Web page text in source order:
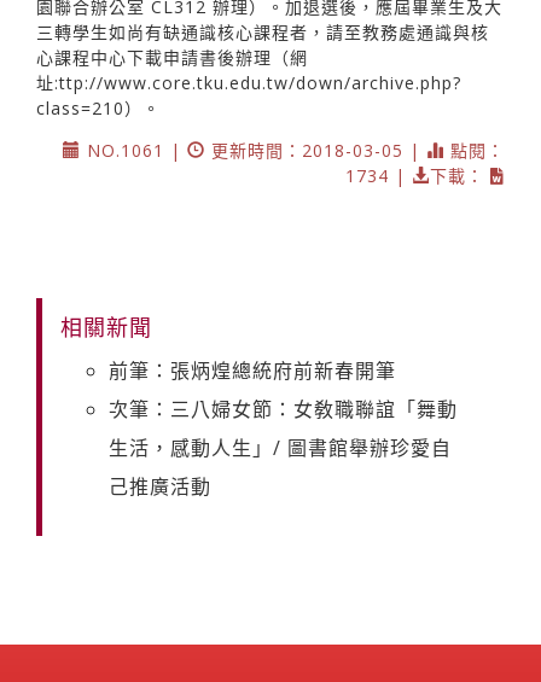
園聯合辦公室 CL312 辦理）。加退選後，應屆畢業生及大
三轉學生如尚有缺通識核心課程者，請至教務處通識與核
心課程中心下載申請書後辦理（網
址:ttp://www.core.tku.edu.tw/down/archive.php?
class=210）。
NO.1061 |
更新時間：2018-03-05 |
點閱：
1734 |
下載：
相關新聞
前筆：張炳煌總統府前新春開筆
次筆：三八婦女節：女敎職聯誼「舞動
生活，感動人生」/ 圖書館舉辦珍愛自
己推廣活動